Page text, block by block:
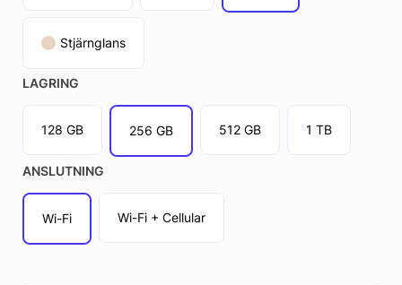
Stjärnglans
LAGRING
128 GB 256 GB 512 GB 1 TB
ANSLUTNING
Wi-Fi Wi-Fi + Cellular